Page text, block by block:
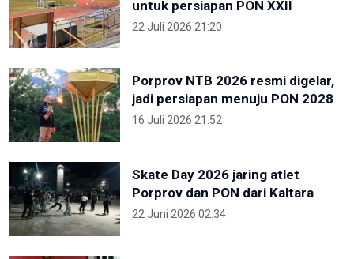
untuk persiapan PON XXII
22 Juli 2026 21:20
Porprov NTB 2026 resmi digelar,
jadi persiapan menuju PON 2028
16 Juli 2026 21:52
Skate Day 2026 jaring atlet
Porprov dan PON dari Kaltara
22 Juni 2026 02:34